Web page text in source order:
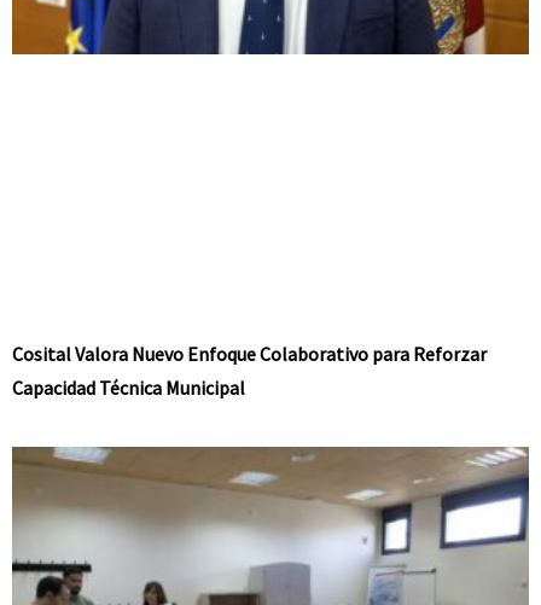
Cosital Valora Nuevo Enfoque Colaborativo para Reforzar
Capacidad Técnica Municipal